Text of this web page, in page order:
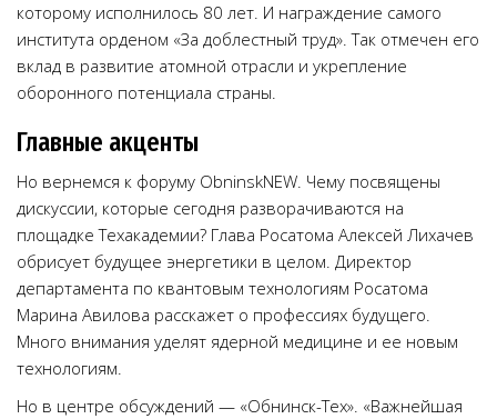
которому исполнилось 80 лет. И награждение самого
института орденом «За доблестный труд». Так отмечен его
вклад в развитие атомной отрасли и укрепление
оборонного потенциала страны.
Главные акценты
Но вернемся к форуму ObninskNEW. Чему посвящены
дискуссии, которые сегодня разворачиваются на
площадке Техакадемии? Глава Росатома Алексей Лихачев
обрисует будущее энергетики в целом. Директор
департамента по квантовым технологиям Росатома
Марина Авилова расскажет о профессиях будущего.
Много внимания уделят ядерной медицине и ее новым
технологиям.
Но в центре обсуждений — «Обнинск-Тех». «Важнейшая